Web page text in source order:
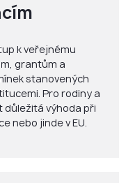
k veřejnému
grantům a
stanovených
Pro rodiny a
výhoda při
nebo jinde v EU.